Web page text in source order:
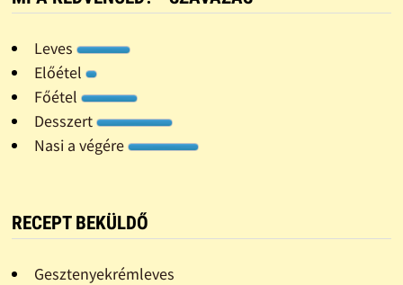
Leves
Előétel
Főétel
Desszert
Nasi a végére
RECEPT BEKÜLDŐ
Gesztenyekrémleves